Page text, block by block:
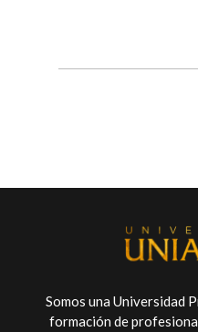
Somos una Universidad
formación de